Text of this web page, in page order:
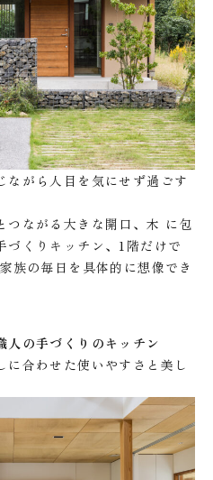
ながら人目を気にせず過ごす
つながる大きな開口、木 に包
づくりキッチン、1階だけで
族の毎日を具体的に想像でき
の手づくりのキッチン
に合わせた使いやすさと美し